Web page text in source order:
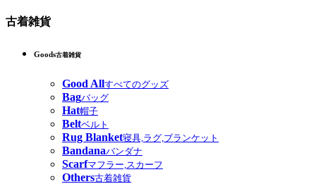
古着雑貨
Goods古着雑貨
Good Allすべてのグッズ
Bagバッグ
Hat帽子
Beltベルト
Rug Blanket寝具,ラグ,ブランケット
Bandanaバンダナ
Scarfマフラー,スカーフ
Others古着雑貨